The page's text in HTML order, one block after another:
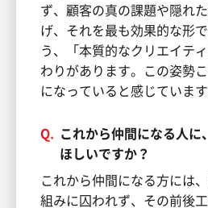
ず、顧客の真の課題や隠れ
げ、それを最も効果的な形
う、「本質的なクリエイテ
わりがあります。この姿勢
になっていると感じています
Q.
これから仲間になる人に
ほしいですか？
これから仲間になる方には
組みに囚われず、その前後